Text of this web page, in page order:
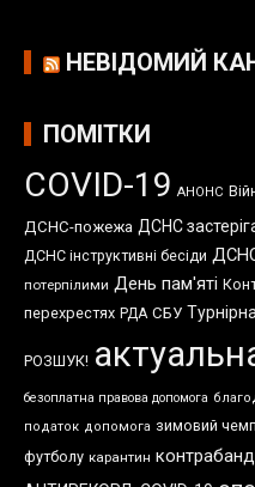
НЕВІДОМИЙ
ПОМІТКИ
COVID-19 АНОНС
ДСНС-пожежа ДСНС
ДСНС інструктивні бесіди
потерпілими День пам'яті
перехрестях РДА СБУ
РОЗШУК!
безоплатна правова допомога
податок допомога зимовий
футболу карантин